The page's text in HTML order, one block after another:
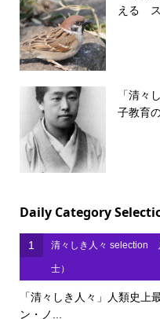
える
「清々
子教育
Daily Category
1 清々しき人々 selection
士）
「清々しき人々」人類史上
ン・ノ...